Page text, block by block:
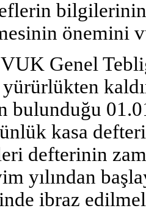
önemini
Genel
bulunduğu
kasa
defterinin
yılından
ibraz